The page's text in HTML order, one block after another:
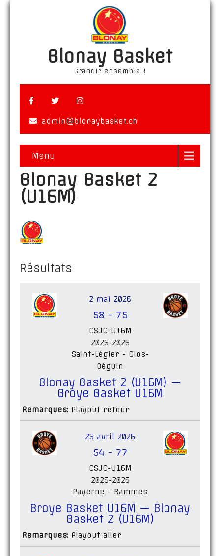
Blonay Basket
Grandir ensemble !
admin@blonaybasket.ch
Menu
Blonay Basket 2
(U16M)
Résultats
2 mai 2026
58 - 75
CSJC-U16M
2025-2026
Saint-Légier - Clos-
Béguin
Blonay Basket 2 (U16M) —
Broye Basket U16M
Remarques: Playout retour
25 avril 2026
54 - 77
CSJC-U16M
2025-2026
Payerne - Rammes
Broye Basket U16M — Blonay
Basket 2 (U16M)
Remarques: Playout aller